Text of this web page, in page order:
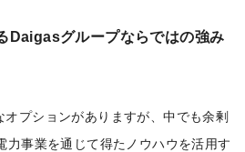
Daigasグループならではの強み
プションがありますが、中でも余剰
力事業を通じて得たノウハウを活用す